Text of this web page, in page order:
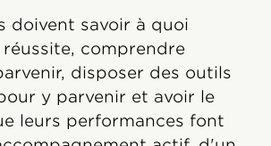
doivent savoir à quoi
réussite, comprendre
disposer des outils
y parvenir et avoir le
leurs performances font